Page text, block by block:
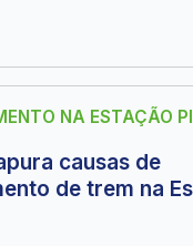
NA ESTAÇÃO
causas de
de trem na